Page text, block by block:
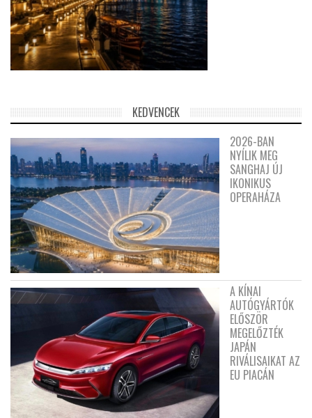
KEDVENCEK
2026-BAN
NYÍLIK MEG
SANGHAJ ÚJ
IKONIKUS
OPERAHÁZA
A KÍNAI
AUTÓGYÁRTÓK
ELŐSZÖR
MEGELŐZTÉK
JAPÁN
RIVÁLISAIKAT AZ
EU PIACÁN